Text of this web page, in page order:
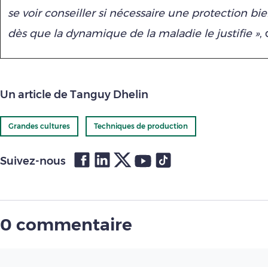
se voir conseiller si nécessaire une protection
dès que la dynamique de la maladie le justifie »,
Un article de Tanguy Dhelin
Grandes cultures Techniques de production
Suivez-nous
0 commentaire